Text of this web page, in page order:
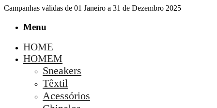
Campanhas válidas de 01 Janeiro a 31 de Dezembro 2025
Menu
HOME
HOMEM
Sneakers
Têxtil
Acessórios